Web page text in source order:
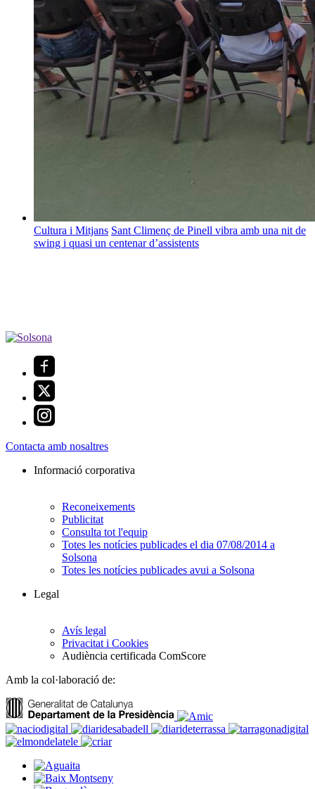
Cultura i Mitjans Sant Climenç de Pinell vibra amb una nit de
swing i quasi un centenar d’assistents
Contacta amb nosaltres
Informació corporativa
Reconeixements
Publicitat
Consulta tot l'equip
Totes les notícies publicades el dia 07/08/2014 a
Solsona
Totes les notícies publicades avui a Solsona
Legal
Avís legal
Privacitat i Cookies
Audiència certificada ComScore
Amb la col·laboració de: